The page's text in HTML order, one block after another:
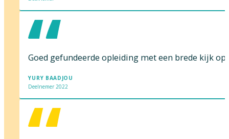
Goed gefundeerde opleiding met een brede kijk op
YURY BAADJOU
Deelnemer 2022